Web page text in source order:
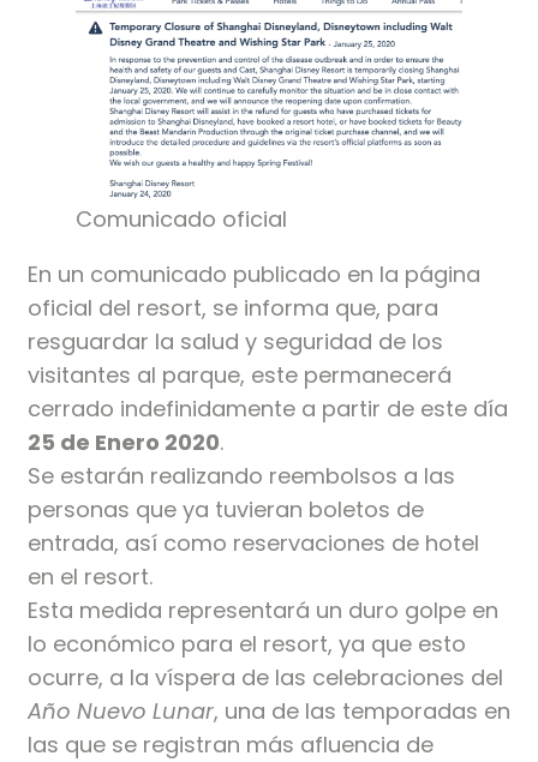
Comunicado oficial
En un comunicado publicado en la página
oficial del resort, se informa que, para
resguardar la salud y seguridad de los
visitantes al parque, este permanecerá
cerrado indefinidamente a partir de este día
25 de Enero 2020.
Se estarán realizando reembolsos a las
personas que ya tuvieran boletos de
entrada, así como reservaciones de hotel
en el resort.
Esta medida representará un duro golpe en
lo económico para el resort, ya que esto
ocurre, a la víspera de las celebraciones del
Año Nuevo Lunar, una de las temporadas en
las que se registran más afluencia de